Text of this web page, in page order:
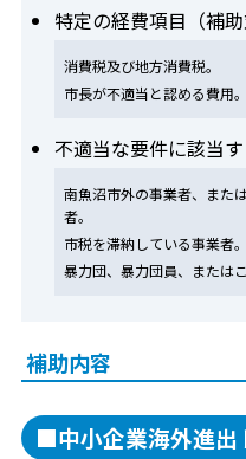
特定の経費項目（補
消費税及び地方消費税。
市長が不適当と認める費用。
不適当な要件に該当
南魚沼市外の事業者、また
者。
市税を滞納している事業者。
暴力団、暴力団員、または
補助内容
■中小企業海外進出